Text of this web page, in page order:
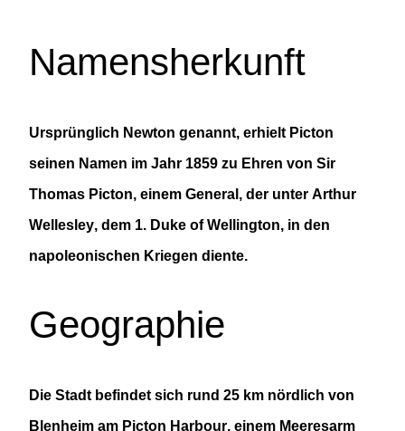
Namensherkunft
Ursprünglich Newton genannt, erhielt Picton
seinen Namen im Jahr 1859 zu Ehren von Sir
Thomas Picton, einem General, der unter Arthur
Wellesley, dem 1. Duke of Wellington, in den
napoleonischen Kriegen diente.
Geographie
Die Stadt befindet sich rund 25 km nördlich von
Blenheim am Picton Harbour, einem Meeresarm